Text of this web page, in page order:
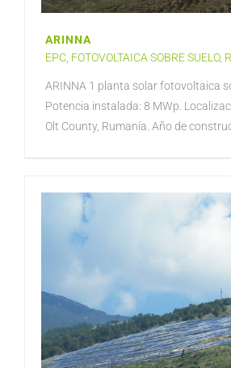
ARINNA
EPC FOTOVOLTAICA SOBRE SUELO,
ARINNA 1 planta solar fotovoltaica
Potencia instalada: 8 MWp.
Olt County, Rumanía. Año de